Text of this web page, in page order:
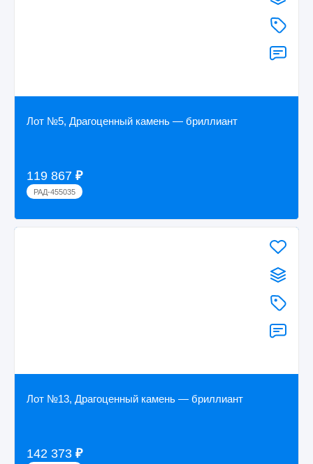
Лот №5, Драгоценный камень — бриллиант
119 867 ₽
РАД-455035
Лот №13, Драгоценный камень — бриллиант
142 373 ₽